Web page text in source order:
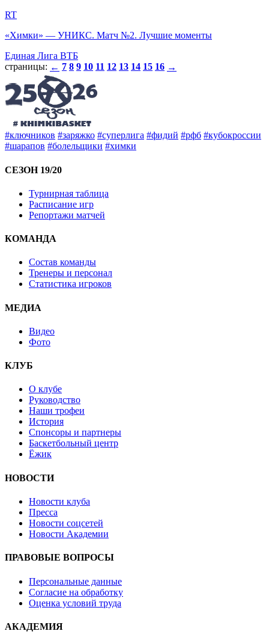
RT
«Химки» — УНИКС. Матч №2. Лучшие моменты
Единая Лига ВТБ
страницы: ← 7 8 9 10 11 12 13 14 15 16 →
#ключников #заряжко #суперлига #фидий #рфб #кубокроссии
#шарапов #болельщики #химки
СЕЗОН 19/20
Турнирная таблица
Расписание игр
Репортажи матчей
КОМАНДА
Состав команды
Тренеры и персонал
Статистика игроков
МЕДИА
Видео
Фото
КЛУБ
О клубе
Руководство
Наши трофеи
История
Спонсоры и партнеры
Баскетбольный центр
Ёжик
НОВОСТИ
Новости клуба
Пресса
Новости соцсетей
Новости Академии
ПРАВОВЫЕ ВОПРОСЫ
Персональные данные
Согласие на обработку
Оценка условий труда
АКАДЕМИЯ